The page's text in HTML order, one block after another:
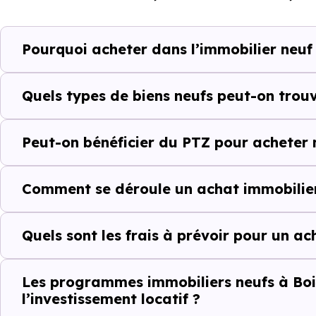
Le parc résidentiel de
secondaires.
Avec 83.7 % de
complémentaires : un
d'investissement ou d'achat
Acheter dans le
au-delà du prix
À première vue, leprix au m²
ancien. Pourtant, ce chiffre
Pourquoi acheter dans l’immobilier neuf
Quels types de biens neufs peut-on
Peut-on bénéficier du PTZ pour acheter
Comment se déroule un achat
Quels sont les frais à prévoir pour un
Les programmes immobiliers neufs à
l’investissement locatif ?